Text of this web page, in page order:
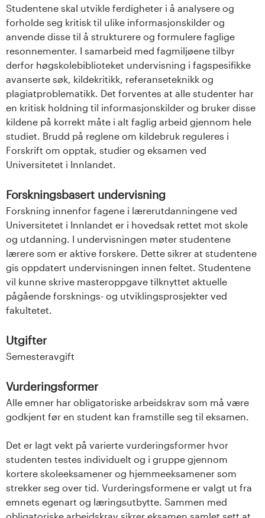
Studentene skal utvikle ferdigheter i å analysere og
forholde seg kritisk til ulike informasjonskilder og
anvende disse til å strukturere og formulere faglige
resonnementer. I samarbeid med fagmiljøene tilbyr
derfor høgskolebiblioteket undervisning i fagspesifikke
avanserte søk, kildekritikk, referanseteknikk og
plagiatproblematikk. Det forventes at alle studenter har
en kritisk holdning til informasjonskilder og bruker disse
kildene på korrekt måte i alt faglig arbeid gjennom hele
studiet. Brudd på reglene om kildebruk reguleres i
Forskrift om opptak, studier og eksamen ved
Universitetet i Innlandet.
Forskningsbasert undervisning
Forskning innenfor fagene i lærerutdanningene ved
Universitetet i Innlandet er i hovedsak rettet mot skole
og utdanning. I undervisningen møter studentene
lærere som er aktive forskere. Dette sikrer at studentene
gis oppdatert undervisningen innen feltet. Studentene
vil kunne skrive masteroppgave tilknyttet aktuelle
pågående forsknings- og utviklingsprosjekter ved
fakultetet.
Utgifter
Semesteravgift
Vurderingsformer
Alle emner har obligatoriske arbeidskrav som må være
godkjent før en student kan framstille seg til eksamen.
Det er lagt vekt på varierte vurderingsformer hvor
studenten testes individuelt og i gruppe gjennom
kortere skoleeksamener og hjemmeeksamener som
strekker seg over tid. Vurderingsformene er valgt ut fra
emnets egenart og læringsutbytte. Sammen med